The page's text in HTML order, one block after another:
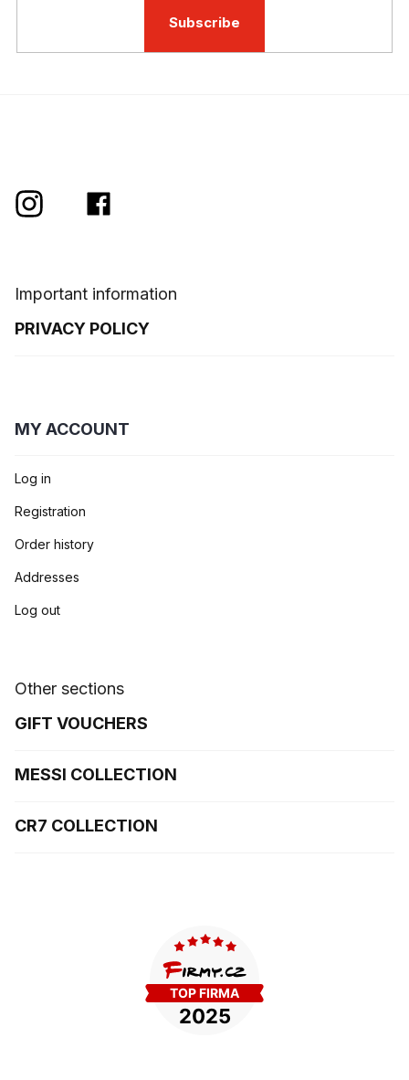
Subscribe
Important information
PRIVACY POLICY
MY ACCOUNT
Log in
Registration
Order history
Addresses
Log out
Other sections
GIFT VOUCHERS
MESSI COLLECTION
CR7 COLLECTION